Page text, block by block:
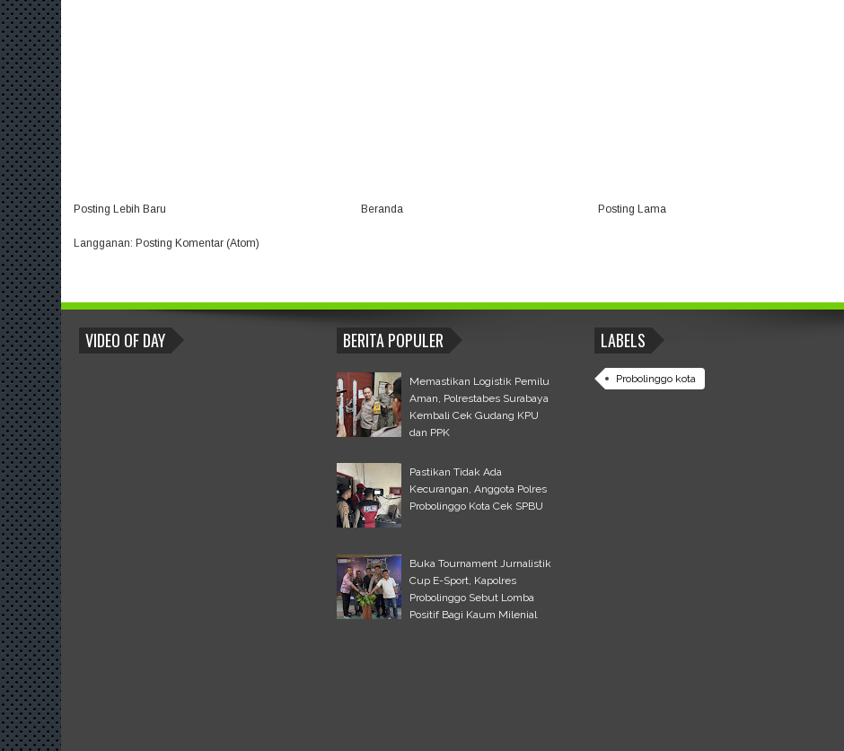
Posting Lebih Baru Posting Lama
Beranda
Langganan: Posting Komentar (Atom)
BLOGROLL
VIDEO OF DAY BERITA POPULER
Memastikan Logistik Pemilu
Aman, Polrestabes Surabaya
Kembali Cek Gudang KPU
dan PPK
Pastikan Tidak Ada
Kecurangan, Anggota Polres
Probolinggo Kota Cek SPBU
Buka Tournament Jurnalistik
Cup E-Sport, Kapolres
Probolinggo Sebut Lomba
Positif Bagi Kaum Milenial
LABELS
Probolinggo kota